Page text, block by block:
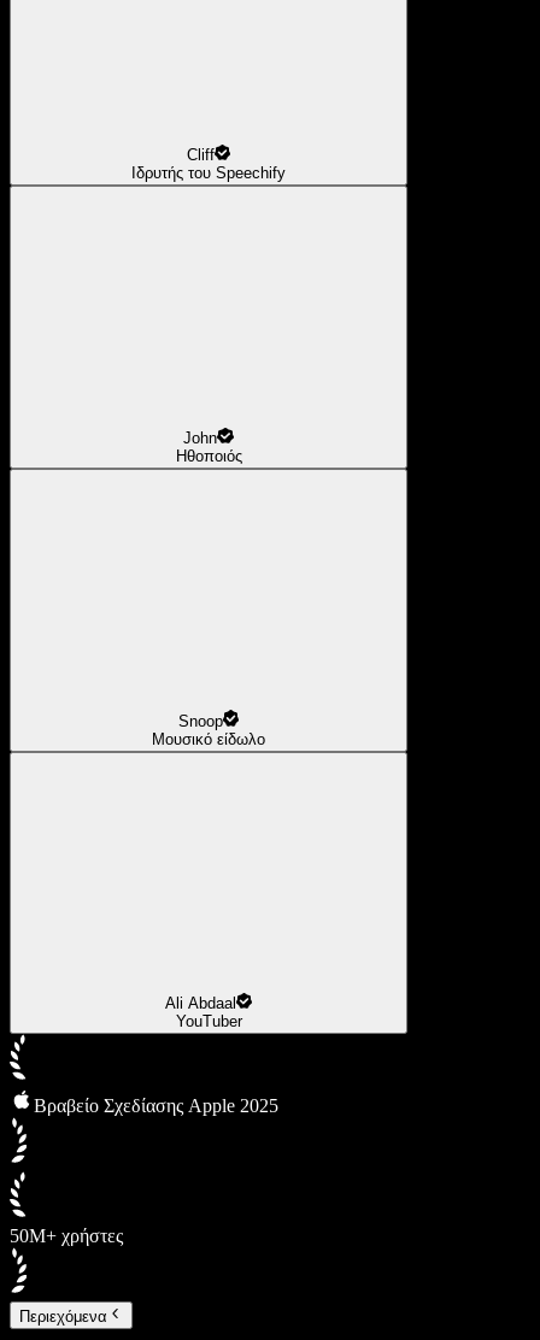
Cliff
Ιδρυτής του Speechify
John
Ηθοποιός
Snoop
Μουσικό είδωλο
Ali Abdaal
YouTuber
Βραβείο Σχεδίασης Apple 2025
50M+ χρήστες
Περιεχόμενα